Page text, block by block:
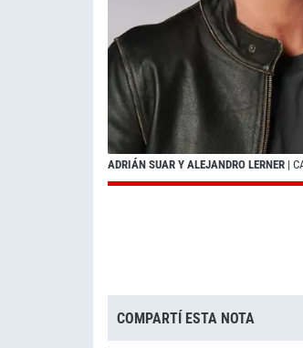
ADRIÁN SUAR Y ALEJANDRO LERNER |
COMPARTÍ ESTA NOTA